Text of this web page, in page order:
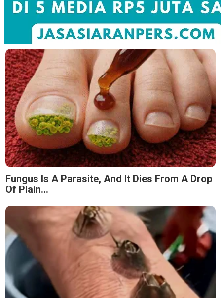
Fungus Is A Parasite, And It Dies From A Drop
Of Plain...